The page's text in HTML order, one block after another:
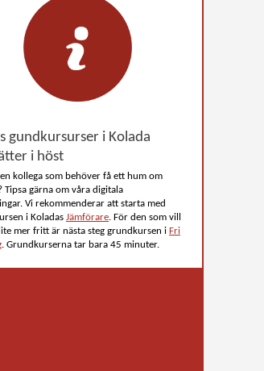
gundkursurser i Kolada
i höst
kollega som behöver få ett hum om
Tipsa gärna om våra digitala
Vi rekommenderar att starta med
i Koladas Jämförare. För den som vill
mer fritt är nästa steg grundkursen i Fri
. Grundkurserna tar bara 45 minuter.